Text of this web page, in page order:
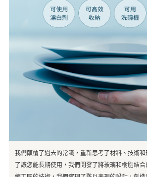
我們顛覆了過去的常識，重新思考了材料、技術
了讓您能長期使用，我們開發了將玻璃和樹脂結